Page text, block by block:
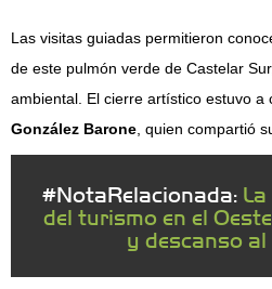
Las visitas guiadas permitieron
de este pulmón verde de Castelar
ambiental. El cierre artístico estuvo a
González Barone , quien compartió
#NotaRelacionada:
del turismo en el
y descanso al